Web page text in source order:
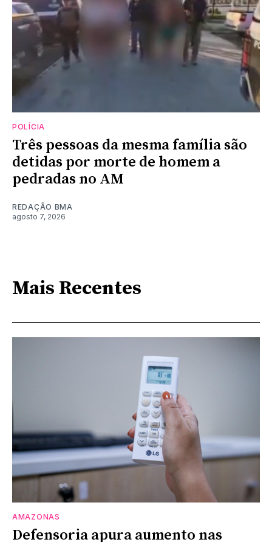
POLÍCIA
Três pessoas da mesma família são
detidas por morte de homem a
pedradas no AM
REDAÇÃO BMA
agosto 7, 2026
Mais Recentes
AMAZONAS
Defensoria apura aumento nas